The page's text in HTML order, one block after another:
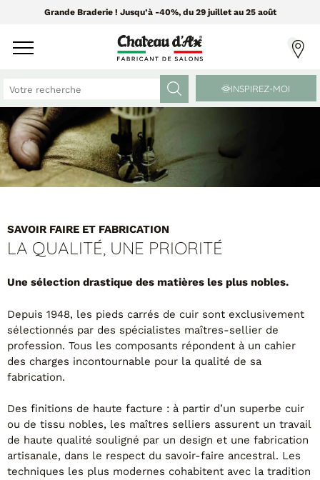
Grande Braderie ! Jusqu’à -40%, du 29 juillet au 25 août
CANAPÉS ET FAUTEUILS
Tissus Greensofa
PAR MATIÈRE
Canapés cuir
MEUBLES ET DÉCO
Chaises
Coussins
Enfilades
Objets déco
Tables basses
Tables repas
Tapis
PAR STYLE
Classique
Contemporain
Industriel
INSPIREZ-MOI
SAVOIR FAIRE ET FABRICATION
LA QUALITÉ, UNE PRIORITÉ
Une sélection drastique des matières les plus nobles.
Depuis 1948, les pieds carrés de cuir sont exclusivement
sélectionnés par des spécialistes maîtres-sellier de
profession. Tous les composants répondent à un cahier
des charges incontournable pour la qualité de sa
fabrication.
Des finitions de haute facture : à partir d’un superbe cuir
ou de tissu nobles, les maîtres selliers assurent un travail
de haute qualité souligné par un design et une fabrication
artisanale, dans le respect du savoir-faire ancestral. Les
techniques les plus modernes cohabitent avec la tradition